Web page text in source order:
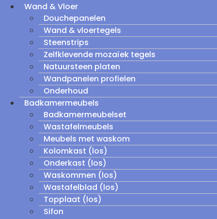
Wand & Vloer
Douchepanelen
Wand & vloertegels
Steenstrips
Zelfklevende mozaïek tegels
Natuursteen platen
Wandpanelen profielen
Onderhoud
Badkamermeubels
Badkamermeubelset
Wastafelmeubels
Meubels met waskom
Kolomkast (los)
Onderkast (los)
Waskommen (los)
Wastafelblad (los)
Topplaat (los)
Sifon